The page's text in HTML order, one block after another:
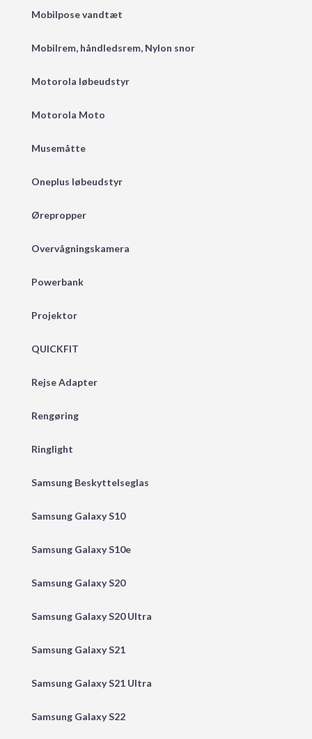
Mobilpose vandtæt
Mobilrem, håndledsrem, Nylon snor
Motorola løbeudstyr
Motorola Moto
Musemåtte
Oneplus løbeudstyr
Ørepropper
Overvågningskamera
Powerbank
Projektor
QUICKFIT
Rejse Adapter
Rengøring
Ringlight
Samsung Beskyttelseglas
Samsung Galaxy S10
Samsung Galaxy S10e
Samsung Galaxy S20
Samsung Galaxy S20 Ultra
Samsung Galaxy S21
Samsung Galaxy S21 Ultra
Samsung Galaxy S22